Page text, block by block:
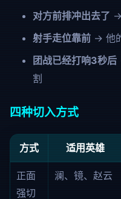
对方前排冲出去了
射手走位靠前→ 他
团战已经打响3秒后
割
四种切入方式
方式 适用英雄
正面
强切
澜、镜、赵云